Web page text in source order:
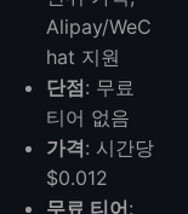
Alipay/WeC
hat 지원
단점: 무료
티어 없음
가격: 시간당
$0.012
무료 티어: